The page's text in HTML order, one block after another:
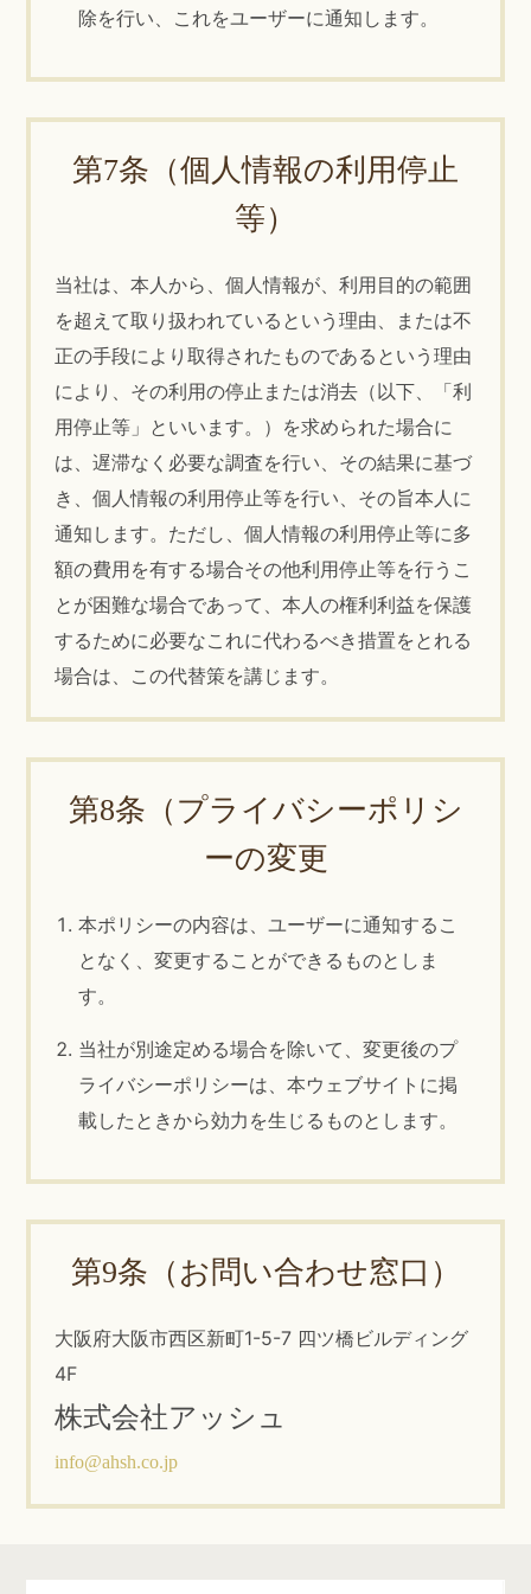
除を行い、これをユーザーに通知します。
第7条（個人情報の利用停止
等）
当社は、本人から、個人情報が、利用目的の範囲
を超えて取り扱われているという理由、または不
正の手段により取得されたものであるという理由
により、その利用の停止または消去（以下、「利
用停止等」といいます。）を求められた場合に
は、遅滞なく必要な調査を行い、その結果に基づ
き、個人情報の利用停止等を行い、その旨本人に
通知します。ただし、個人情報の利用停止等に多
額の費用を有する場合その他利用停止等を行うこ
とが困難な場合であって、本人の権利利益を保護
するために必要なこれに代わるべき措置をとれる
場合は、この代替策を講じます。
第8条（プライバシーポリシ
ーの変更
本ポリシーの内容は、ユーザーに通知するこ
となく、変更することができるものとしま
す。
当社が別途定める場合を除いて、変更後のプ
ライバシーポリシーは、本ウェブサイトに掲
載したときから効力を生じるものとします。
第9条（お問い合わせ窓口）
大阪府大阪市西区新町1-5-7 四ツ橋ビルディング
4F
株式会社アッシュ
info@ahsh.co.jp